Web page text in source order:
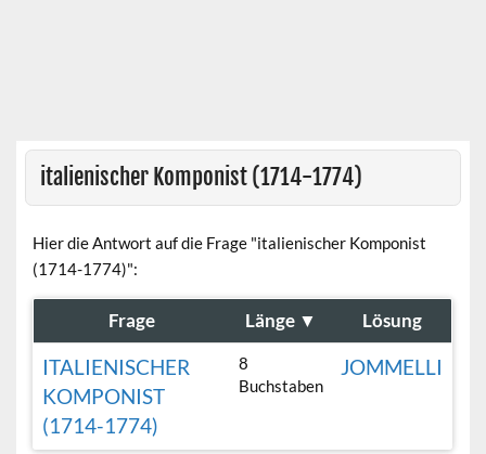
italienischer Komponist (1714-1774)
Hier die Antwort auf die Frage "italienischer Komponist
(1714-1774)":
Frage Länge ▼ Lösung
ITALIENISCHER
KOMPONIST
(1714-1774)
8
Buchstaben
JOMMELLI